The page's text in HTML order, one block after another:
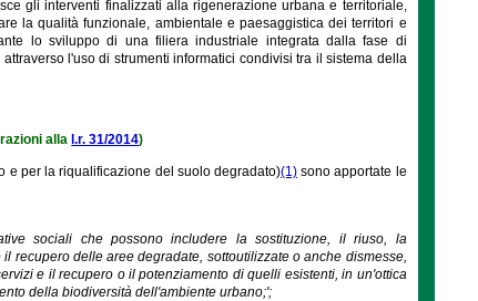
gli interventi finalizzati alla rigenerazione urbana e territoriale,
la qualità funzionale, ambientale e paesaggistica dei territori e
lo sviluppo di una filiera industriale integrata dalla fase di
l'uso di strumenti informatici condivisi tra il sistema della
alla l.r. 31/2014)
e per la riqualificazione del suolo degradato)(1) sono apportate le
sociali che possono includere la sostituzione, il riuso, la
recupero delle aree degradate, sottoutilizzate o anche dismesse,
e il recupero o il potenziamento di quelli esistenti, in un'ottica
della biodiversità dell'ambiente urbano;';